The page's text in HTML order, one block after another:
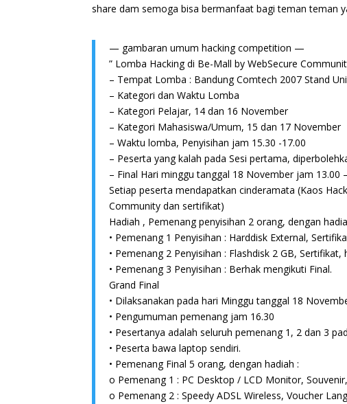
share dam semoga bisa bermanfaat bagi teman teman
— gambaran umum hacking competition —
” Lomba Hacking di Be-Mall by WebSecure
– Tempat Lomba : Bandung Comtech 2007 Stand
– Kategori dan Waktu Lomba
– Kategori Pelajar, 14 dan 16 November
– Kategori Mahasiswa/Umum, 15 dan 17 November
– Waktu lomba, Penyisihan jam 15.30 -17.00
– Peserta yang kalah pada Sesi pertama,
– Final Hari minggu tanggal 18 November jam 13.00
Setiap peserta mendapatkan cinderamata (Kaos
Community dan sertifikat)
Hadiah , Pemenang penyisihan 2 orang, dengan
• Pemenang 1 Penyisihan : Harddisk External,
• Pemenang 2 Penyisihan : Flashdisk 2 GB,
• Pemenang 3 Penyisihan : Berhak mengikuti Final.
Grand Final
• Dilaksanakan pada hari Minggu tanggal 18
• Pengumuman pemenang jam 16.30
• Pesertanya adalah seluruh pemenang 1, 2 dan 3
• Peserta bawa laptop sendiri.
• Pemenang Final 5 orang, dengan hadiah :
o Pemenang 1 : PC Desktop / LCD Monitor,
o Pemenang 2 : Speedy ADSL Wireless, Voucher